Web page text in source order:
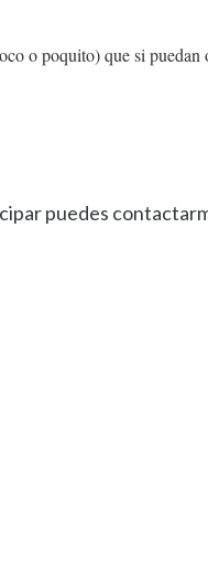
o poquito) que si puedan
puedes